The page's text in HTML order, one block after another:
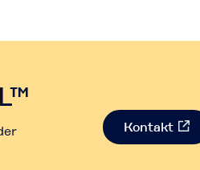
Kontakt